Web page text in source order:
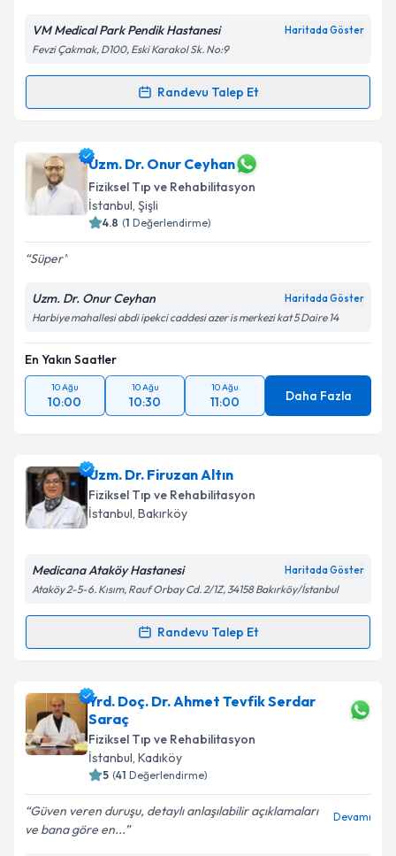
VM Medical Park Pendik Hastanesi Haritada Göster
Fevzi Çakmak, D100, Eski Karakol Sk. No:9
Randevu Talep Et
Randevu Takvimi Talebi
Prof. Dr. Bekir Durmuşiçin randevu takvimi talebi
oluşturun. Size bu uzmandan randevu almanız için bir
takvim hazırlandığında e-posta ile bilgilendireceğiz.
E-posta Adresiniz
Kişisel verilerimin işlenmesine ilişkinAydınlatma
kapsamda işlenmesini kabul ediyorum.
Takvim Talebini Gönder
Uzm. Dr. Onur Ceyhan
Fiziksel Tıp ve Rehabilitasyon
İstanbul, Şişli
4.8 (1 Değerlendirme)
Süper
Uzm. Dr. Onur Ceyhan Haritada Göster
Harbiye mahallesi abdi ipekci caddesi azer is merkezi kat 5 Daire 14
En Yakın Saatler
10 Ağu
10:00
10 Ağu
10:30
10 Ağu
11:00 Daha Fazla
Uzm. Dr. Firuzan Altın
Fiziksel Tıp ve Rehabilitasyon
İstanbul, Bakırköy
Medicana Ataköy Hastanesi Haritada Göster
Ataköy 2-5-6. Kısım, Rauf Orbay Cd. 2/1Z, 34158 Bakırköy/İstanbul
Randevu Talep Et
Randevu Takvimi Talebi
Uzm. Dr. Firuzan Altıniçin randevu takvimi talebi
oluşturun. Size bu uzmandan randevu almanız için bir
takvim hazırlandığında e-posta ile bilgilendireceğiz.
E-posta Adresiniz
Yrd. Doç. Dr. Ahmet Tevfik Serdar
Saraç
Fiziksel Tıp ve Rehabilitasyon
İstanbul, Kadıköy
5 (41 Değerlendirme)
Güven veren duruşu, detaylı anlaşılabilir açıklamaları
ve bana göre en...
Devamı